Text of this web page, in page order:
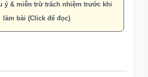
ý & miễn trừ trách nhiệm trước khi
làm bài (Click để đọc)